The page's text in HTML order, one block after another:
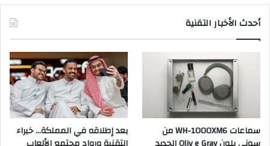
أحدث الأخبار التقنية
سماعات WH-1000XM6 من
بعد إطلاقه في المملكة… خبراء